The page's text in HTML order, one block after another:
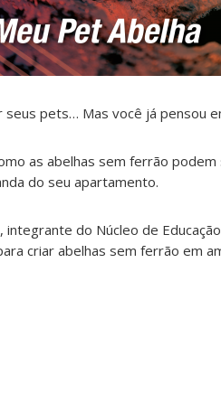
pets… Mas você já pensou
as abelhas sem ferrão
do seu apartamento.
do Núcleo de
criar abelhas sem ferrão em